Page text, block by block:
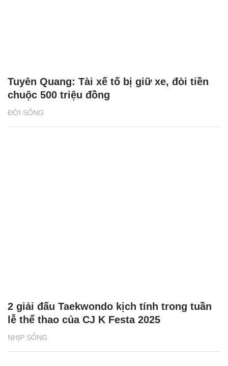
ĐỜI SỐNG
Tuyên Quang: Tài xế tố bị giữ xe, đòi tiền
chuộc 500 triệu đồng
NHỊP SỐNG
2 giải đấu Taekwondo kịch tính trong tuần
lễ thể thao của CJ K Festa 2025